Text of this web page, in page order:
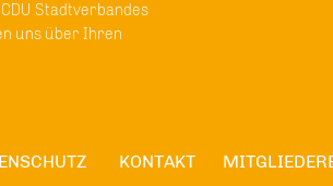
Stadtverbandes
uns über Ihren
KONTAKT